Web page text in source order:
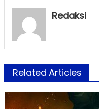
Redaksi
Related Articles